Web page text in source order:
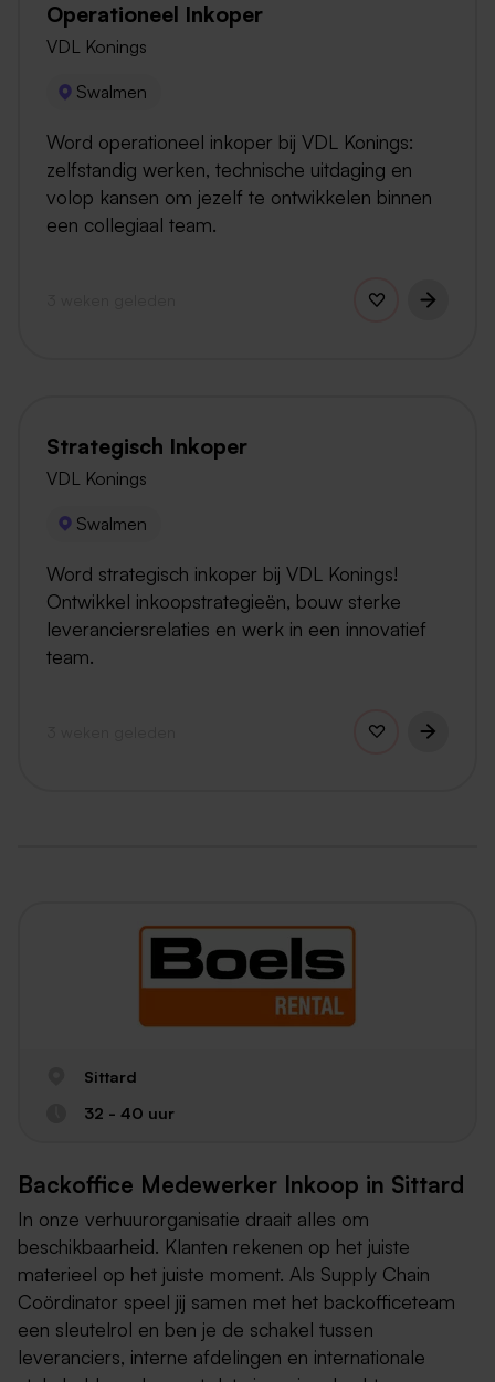
Operationeel Inkoper
VDL Konings
Swalmen
Word operationeel inkoper bij VDL Konings:
zelfstandig werken, technische uitdaging en
volop kansen om jezelf te ontwikkelen binnen
een collegiaal team.
Strategisch Inkoper
VDL Konings
Swalmen
Word strategisch inkoper bij VDL Konings!
Ontwikkel inkoopstrategieën, bouw sterke
leveranciersrelaties en werk in een innovatief
team.
Sittard
32 - 40 uur
Backoffice Medewerker Inkoop in Sittard
In onze verhuurorganisatie draait alles om
beschikbaarheid. Klanten rekenen op het juiste
materieel op het juiste moment. Als Supply Chain
Coördinator speel jij samen met het backofficeteam
een sleutelrol en ben je de schakel tussen
leveranciers, interne afdelingen en internationale